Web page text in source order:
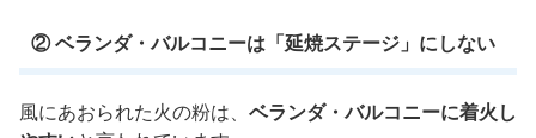
② ベランダ・バルコニーは「延焼ステージ」にしない
風にあおられた火の粉は、 ベランダ・バルコニーに着火し